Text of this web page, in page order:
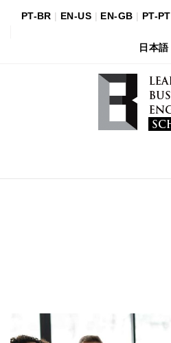
PT-BR | EN-US | EN-GB | PT-PT
日本語